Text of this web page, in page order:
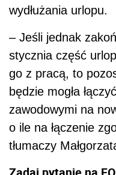
wydłużania urlopu.
– Jeśli jednak
stycznia część
go z pracą, to
będzie mogła
zawodowymi na
o ile na łączenie
tłumaczy